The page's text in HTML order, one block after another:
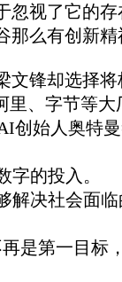
视了它的存
那么有创新精
锋却选择将
里、字节等
创始人奥特
字的投入。
解决社会面
是第一目标